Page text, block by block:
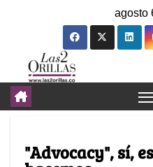
agosto
"Advocacy", sí,